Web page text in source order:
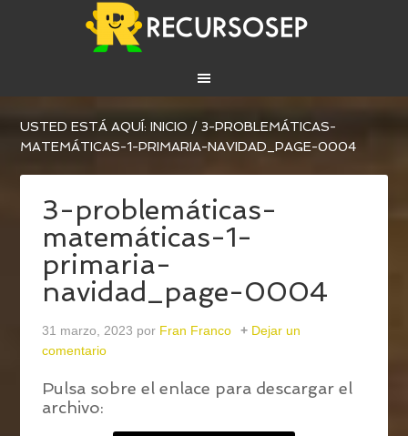
USTED ESTÁ AQUÍ:INICIO / 3-PROBLEMÁTICAS-
MATEMÁTICAS-1-PRIMARIA-NAVIDAD_PAGE-0004
3-problemáticas-
matemáticas-1-
primaria-
navidad_page-0004
31 marzo, 2023 por Fran Franco
Dejar un
comentario
Pulsa sobre el enlace para descargar el
archivo: